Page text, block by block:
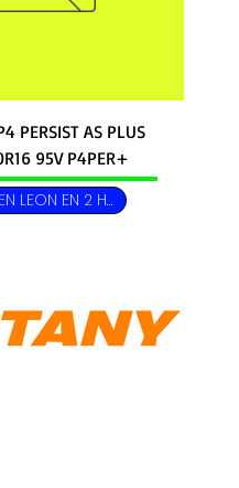
PERSIST AS PLUS
95V P4PER+
DISPONIBLE EN LEON EN 2 HRS